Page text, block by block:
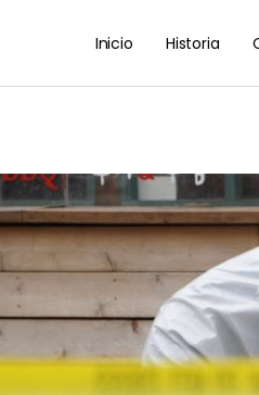
Inicio Historia